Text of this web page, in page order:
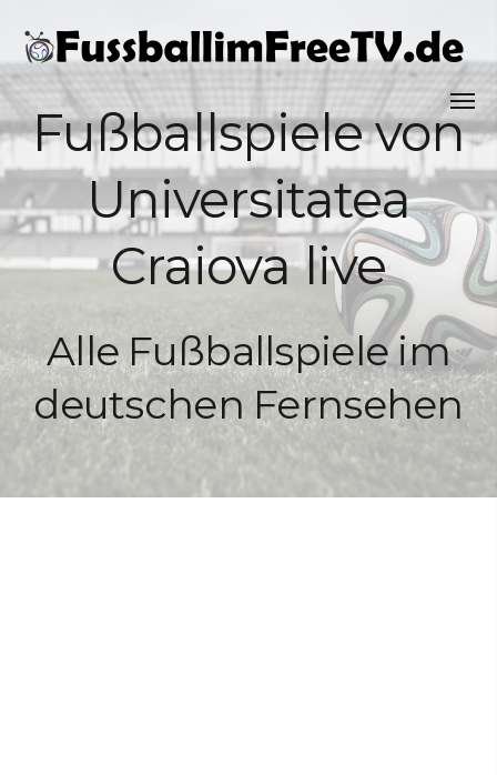
Fußballspiele von
Universitatea
Craiova live
Alle Fußballspiele im
deutschen Fernsehen